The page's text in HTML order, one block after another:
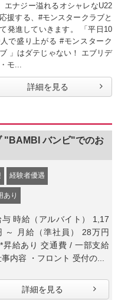
エナジー溢れるオシャレなU22
援する、#モンスタークラブと
発進していきます。 「平日10
で盛り上がる #モンスターク
」はダテじゃない！ エブリデ
モ...
詳細を見る
"BAMBI バンビ"でのお
経験者優遇
あり
イト） 1,17
員） 28万円
あり 交通費 / 一部支給
■仕事内容 ・フロント 受付の...
詳細を見る